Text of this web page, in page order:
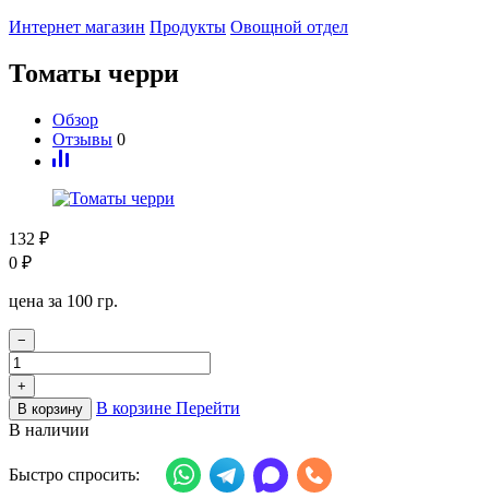
Интернет магазин Продукты Овощной отдел
Томаты черри
Обзор
Отзывы 0
132 ₽
0 ₽
цена за 100 гр.
−
+
В корзину
В корзине Перейти
В наличии
Быстро спросить: